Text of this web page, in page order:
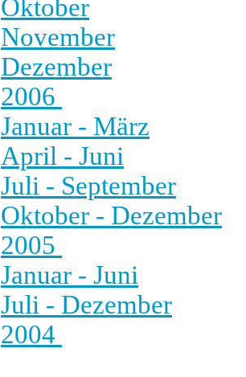
Oktober
November
Dezember
2006
Januar - März
April - Juni
Juli - September
Oktober - Dezember
2005
Januar - Juni
Juli - Dezember
2004